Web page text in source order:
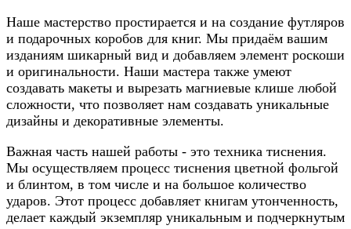
Наше мастерство простирается и на создание футляров
и подарочных коробов для книг. Мы придаём вашим
изданиям шикарный вид и добавляем элемент роскоши
и оригинальности. Наши мастера также умеют
создавать макеты и вырезать магниевые клише любой
сложности, что позволяет нам создавать уникальные
дизайны и декоративные элементы.
Важная часть нашей работы - это техника тиснения.
Мы осуществляем процесс тиснения цветной фольгой
и блинтом, в том числе и на большое количество
ударов. Этот процесс добавляет книгам утонченность,
делает каждый экземпляр уникальным и подчеркнутым